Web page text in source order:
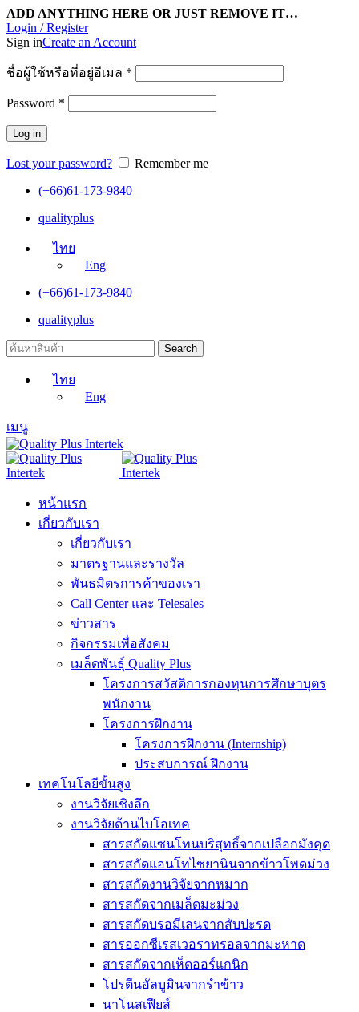
ADD ANYTHING HERE OR JUST REMOVE IT…
Login / Register
Sign inCreate an Account
ชื่อผู้ใช้หรือที่อยู่อีเมล *
Password *
Log in
Lost your password?
Remember me
(+66)61-173-9840
qualityplus
ไทย
Eng
(+66)61-173-9840
qualityplus
Search
ไทย
Eng
เมนู
หน้าแรก
เกี่ยวกับเรา
เกี่ยวกับเรา
มาตรฐานและรางวัล
พันธมิตรการค้าของเรา
Call Center และ Telesales
ข่าวสาร
กิจกรรมเพื่อสังคม
เมล็ดพันธุ์ Quality Plus
โครงการสวัสดิการกองทุนการศึกษาบุตร
พนักงาน
โครงการฝึกงาน
โครงการฝึกงาน (Internship)
ประสบการณ์ ฝึกงาน
เทคโนโลยีขั้นสูง
งานวิจัยเชิงลึก
งานวิจัยด้านไบโอเทค
สารสกัดแซนโทนบริสุทธิ์จากเปลือกมังคุด
สารสกัดแอนโทไซยานินจากข้าวโพดม่วง
สารสกัดงานวิจัยจากหมาก
สารสกัดจากเมล็ดมะม่วง
สารสกัดบรอมีเลนจากสับปะรด
สารออกซีเรสเวอราทรอลจากมะหาด
สารสกัดจากเห็ดออร์แกนิก
โปรตีนอัลบูมินจากรำข้าว
นาโนสเฟียส์